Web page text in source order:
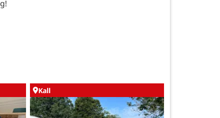
Kall